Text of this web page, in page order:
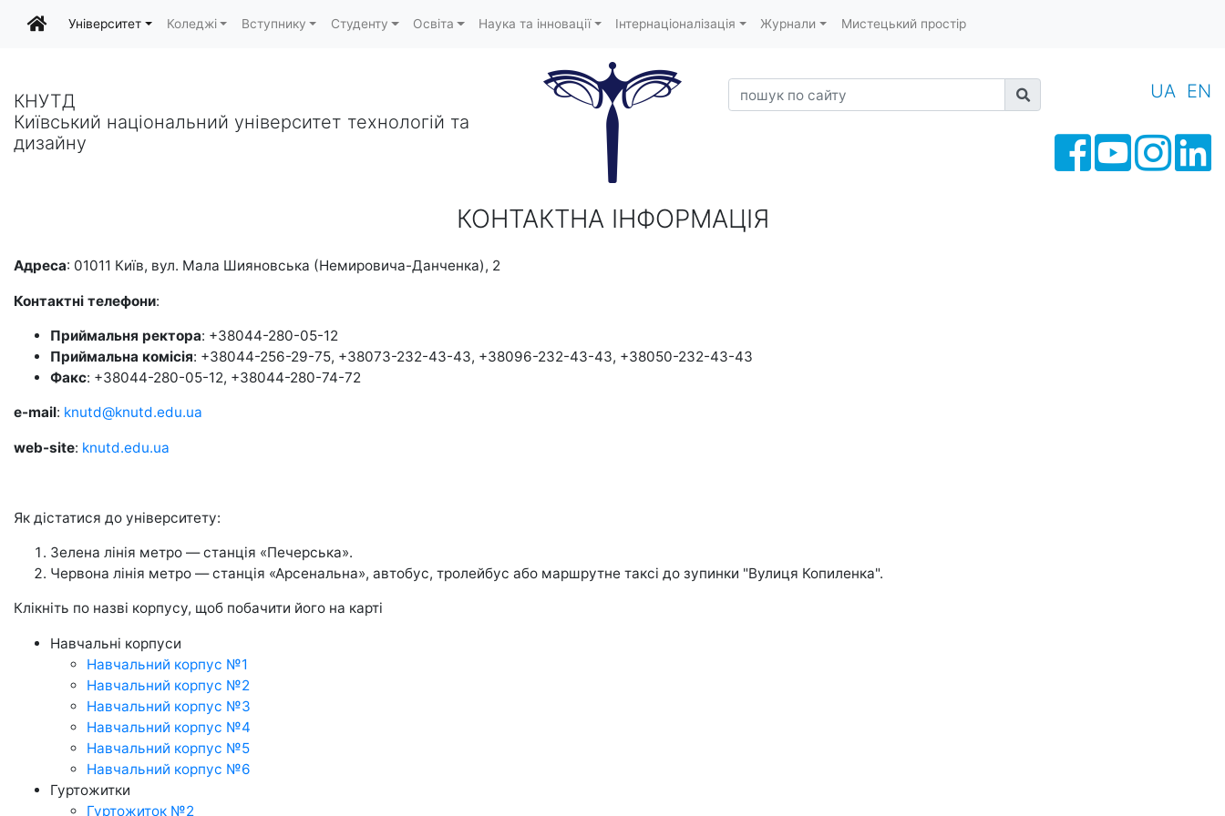
Університет Коледжі Вступнику Студенту Освіта Наука та інновації Інтернаціоналізація Журнали Мистецький простір
КНУТД
Київський національний університет технологій та
дизайну
пошук по сайту UA EN
КОНТАКТНА ІНФОРМАЦІЯ
Адреса: 01011 Київ, вул. Мала Шияновська (Немировича-Данченка), 2
Контактні телефони:
Приймальня ректора: +38044-280-05-12
Приймальна комісія: +38044-256-29-75, +38073-232-43-43, +38096-232-43-43, +38050-232-43-43
Факс: +38044-280-05-12, +38044-280-74-72
e-mail: knutd@knutd.edu.ua
web-site: knutd.edu.ua
Як дістатися до університету:
Зелена лінія метро — станція «Печерська».
Червона лінія метро — станція «Арсенальна», автобус, тролейбус або маршрутне таксі до зупинки "Вулиця Копиленка".
Клікніть по назві корпусу, щоб побачити його на карті
Навчальні корпуси
Навчальний корпус №1
Навчальний корпус №2
Навчальний корпус №3
Навчальний корпус №4
Навчальний корпус №5
Навчальний корпус №6
Гуртожитки
Гуртожиток №2